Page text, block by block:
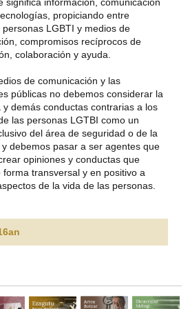
propiciando entre
personas LGBTI y medios de
compromisos recíprocos de
colaboración y ayuda.
de comunicación y las
públicas no debemos considerar la
y demás conductas contrarias a los
las personas LGTBI como un
del área de seguridad o de la
debemos pasar a ser agentes que
opiniones y conductas que
forma transversal y en positivo a
de la vida de las personas.